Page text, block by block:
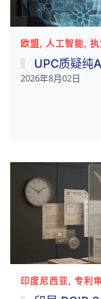
欧盟, 人工智能,
UPC质疑纯
2026年8月02日
印度尼西亚, 专利